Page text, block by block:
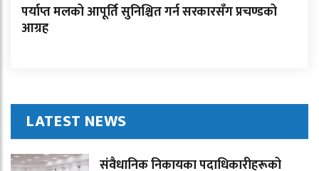
पर्याप्त मलको आपूर्ति सुनिश्चित गर्न सरकारसँग प्रचण्डको
आग्रह
LATEST NEWS
संवैधानिक निकायका पदाधिकारीहरूको